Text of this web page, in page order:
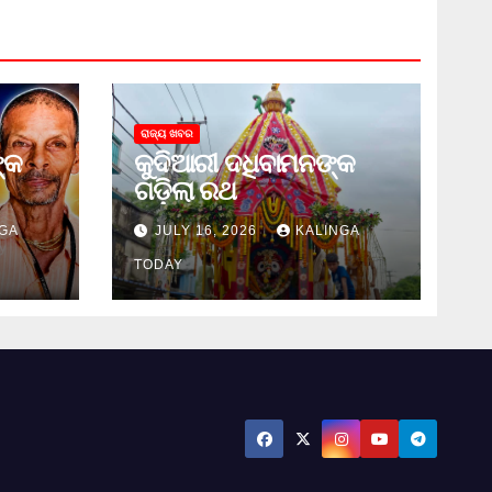
ରାଜ୍ୟ ଖବର
କୁଦିଆରୀ ଦଧିବାମନଙ୍କ
ଗଡ଼ିଲା ରଥ
JULY 16, 2026 KALINGA
TODAY